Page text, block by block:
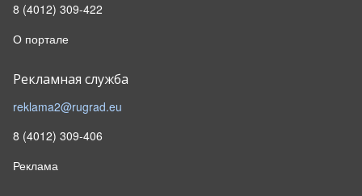
8 (4012) 309-422
О портале
Рекламная служба
reklama2@rugrad.eu
8 (4012) 309-406
Реклама